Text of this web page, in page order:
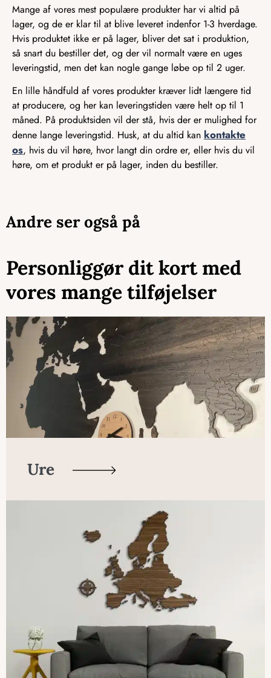
Mange af vores mest populære produkter har vi altid på
lager, og de er klar til at blive leveret indenfor 1-3 hverdage.
Hvis produktet ikke er på lager, bliver det sat i produktion,
så snart du bestiller det, og der vil normalt være en uges
leveringstid, men det kan nogle gange løbe op til 2 uger.
En lille håndfuld af vores produkter kræver lidt længere tid
at producere, og her kan leveringstiden være helt op til 1
måned. På produktsiden vil der stå, hvis der er mulighed for
denne lange leveringstid. Husk, at du altid kan kontakte
os, hvis du vil høre, hvor langt din ordre er, eller hvis du vil
høre, om et produkt er på lager, inden du bestiller.
Andre ser også på
Personliggør dit kort med
vores mange tilføjelser
Ure